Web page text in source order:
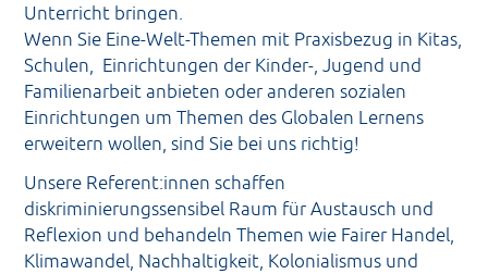
Unterricht bringen.
Wenn Sie Eine-Welt-Themen mit Praxisbezug in Kitas,
Schulen, Einrichtungen der Kinder-, Jugend und
Familienarbeit anbieten oder anderen sozialen
Einrichtungen um Themen des Globalen Lernens
erweitern wollen, sind Sie bei uns richtig!
Unsere Referent:innen schaffen
diskriminierungssensibel Raum für Austausch und
Reflexion und behandeln Themen wie Fairer Handel,
Klimawandel, Nachhaltigkeit, Kolonialismus und